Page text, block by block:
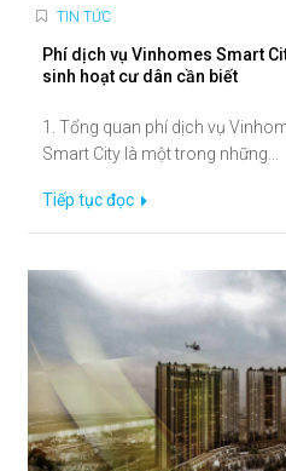
TIN TỨC
Phí dịch vụ Vinhomes Smart
sinh hoạt cư dân cần biết
1. Tổng quan phí dịch vụ
Smart City là một trong những...
Tiếp tục đọc